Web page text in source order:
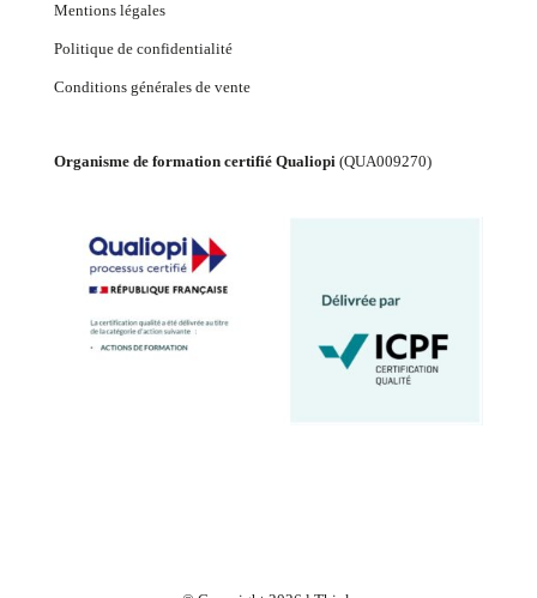
Mentions légales
Politique de confidentialité
Conditions générales de vente
Organisme de formation certifié Qualiopi(QUA009270)